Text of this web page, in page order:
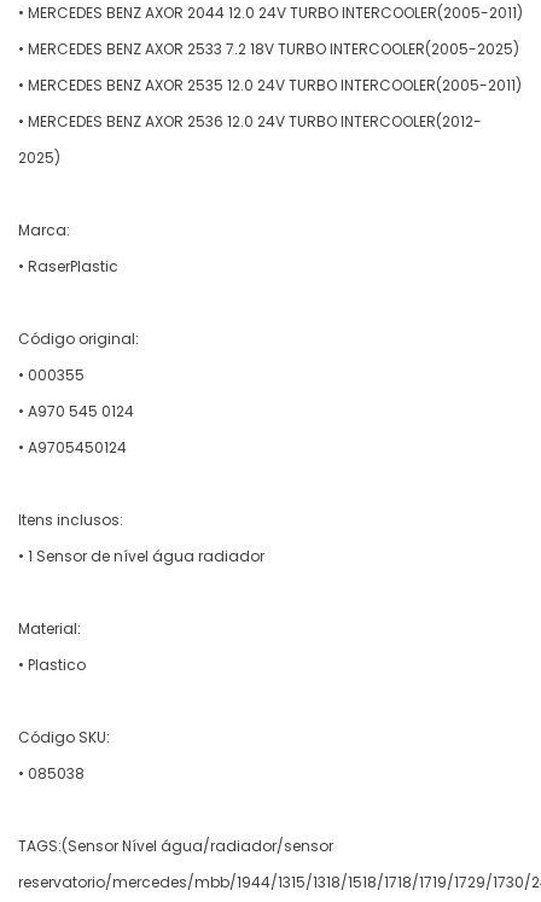
• MERCEDES BENZ AXOR 2044 12.0 24V TURBO INTERCOOLER(2005-2011)
• MERCEDES BENZ AXOR 2533 7.2 18V TURBO INTERCOOLER(2005-2025)
• MERCEDES BENZ AXOR 2535 12.0 24V TURBO INTERCOOLER(2005-2011)
• MERCEDES BENZ AXOR 2536 12.0 24V TURBO INTERCOOLER(2012-
2025)
Marca:
• RaserPlastic
Código original:
• 000355
• A970 545 0124
• A9705450124
Itens inclusos:
• 1 Sensor de nível água radiador
Material:
• Plastico
Código SKU:
• 085038
TAGS:(Sensor Nível água/radiador/sensor
reservatorio/mercedes/mbb/1944/1315/1318/1518/1718/1719/1729/